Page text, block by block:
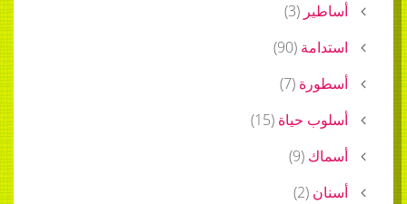
أساطير (
3
)
استدامة (
90
)
أسطورة (
7
)
أسلوب حياة (
15
)
أسماك (
9
)
أسنان (
2
)